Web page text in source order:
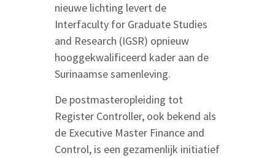
nieuwe lichting levert de
Interfaculty for Graduate Studies
and Research (IGSR) opnieuw
hooggekwalificeerd kader aan de
Surinaamse samenleving.
De postmasteropleiding tot
Register Controller, ook bekend als
de Executive Master Finance and
Control, is een gezamenlijk initiatief